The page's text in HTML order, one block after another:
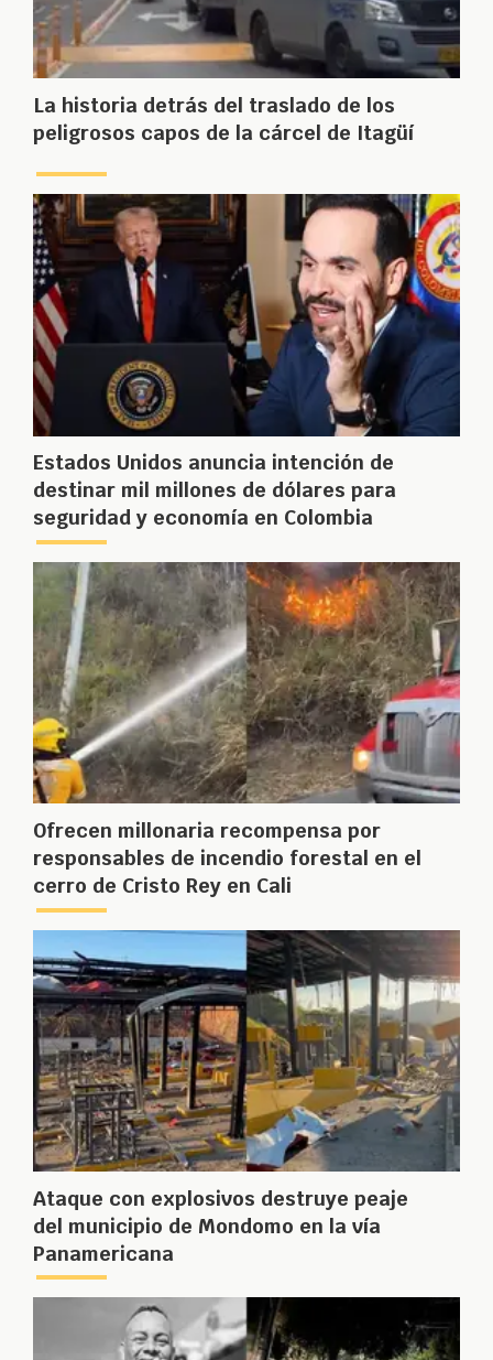
La historia detrás del traslado de los
peligrosos capos de la cárcel de Itagüí
Estados Unidos anuncia intención de
destinar mil millones de dólares para
seguridad y economía en Colombia
Ofrecen millonaria recompensa por
responsables de incendio forestal en el
cerro de Cristo Rey en Cali
Ataque con explosivos destruye peaje
del municipio de Mondomo en la vía
Panamericana